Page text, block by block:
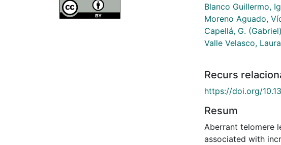
Blanco Guillermo,
Moreno Aguado,
Capellá, G. (Gabriel)
Valle Velasco, Laura
Recurs
https://doi.org/
Resum
Aberrant telomere
associated with